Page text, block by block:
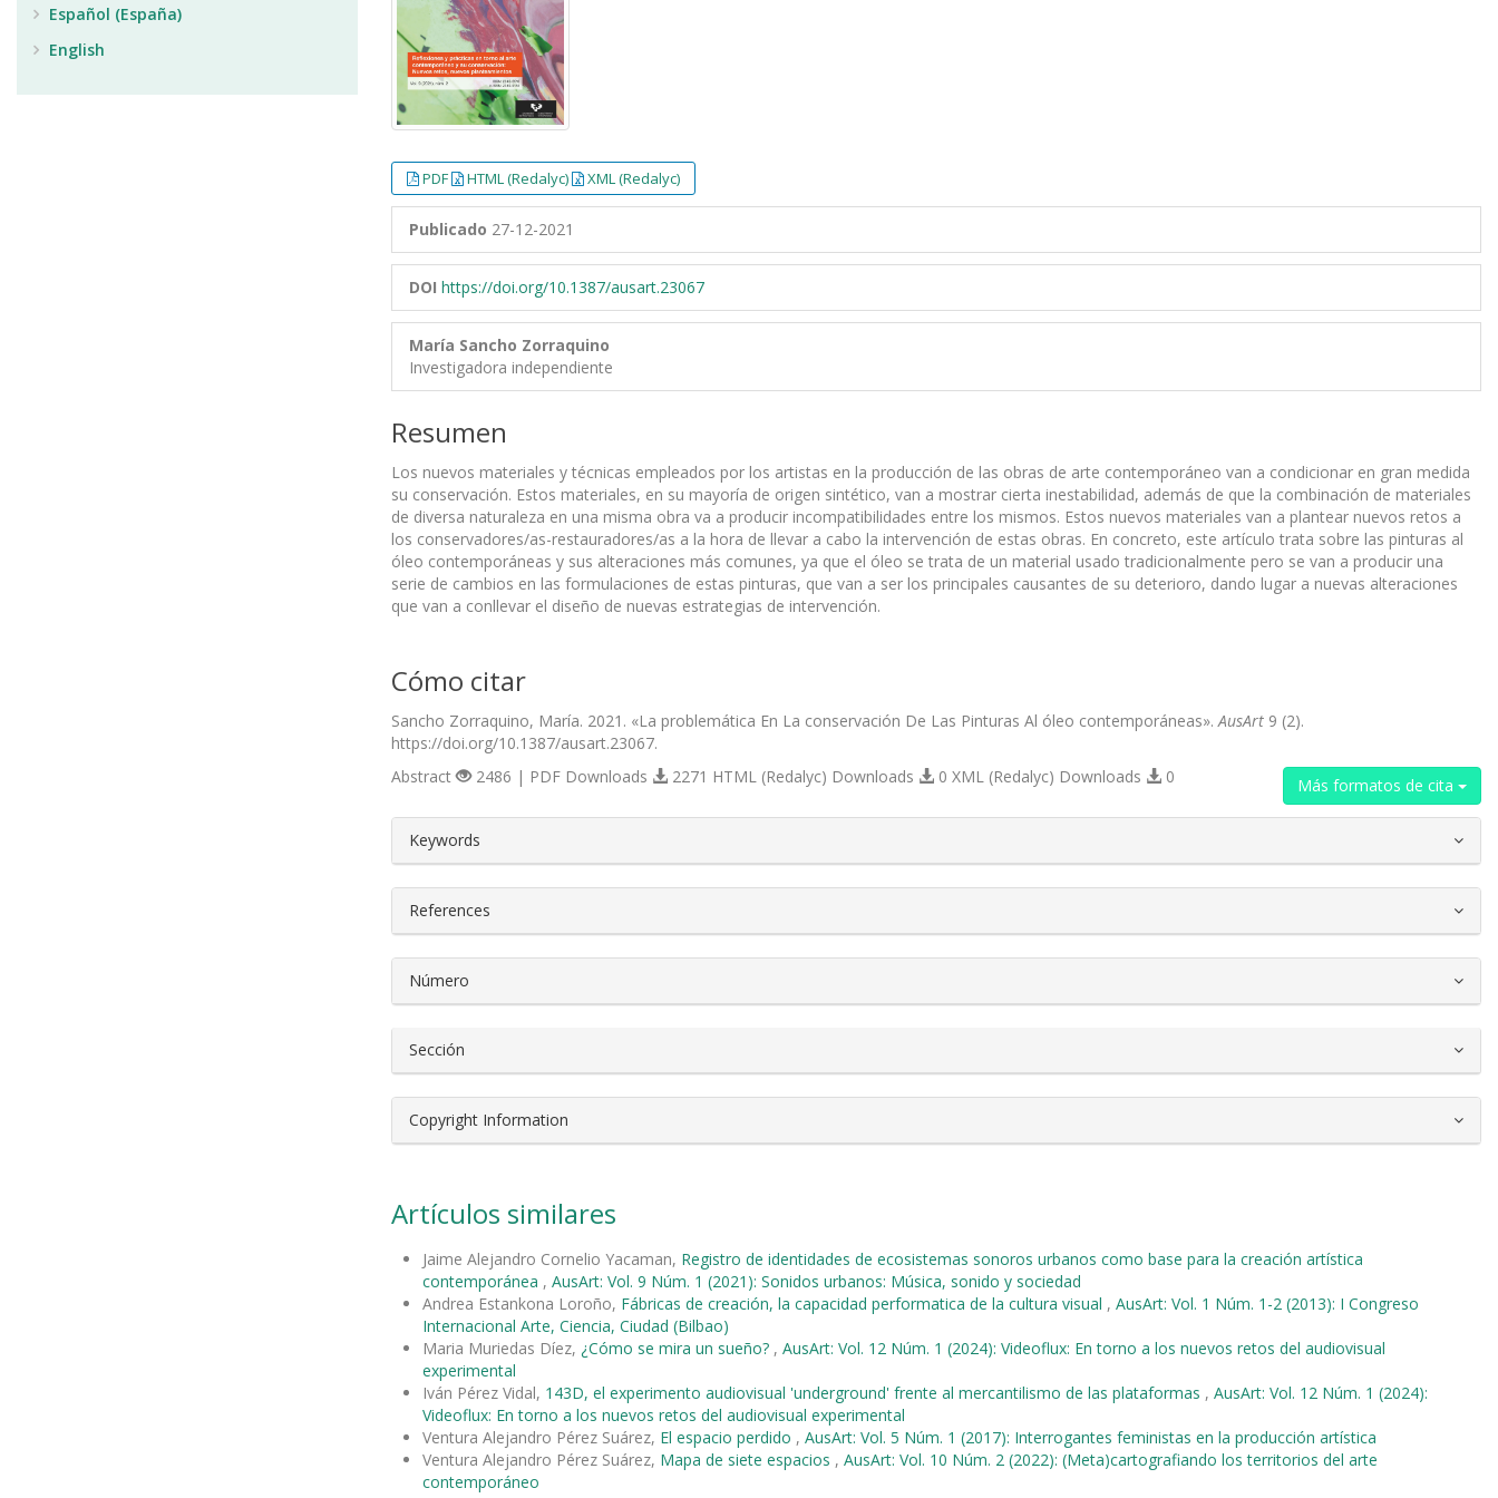
PDF HTML (Redalyc) XML (Redalyc)
Publicado 27-12-2021
DOI https://doi.org/10.1387/ausart.23067
María Sancho Zorraquino
Investigadora independiente
Resumen
Los nuevos materiales y técnicas empleados por los artistas en la producción de las obras de arte contemporáneo van a condicionar en gran medida
su conservación. Estos materiales, en su mayoría de origen sintético, van a mostrar cierta inestabilidad, además de que la combinación de materiales
de diversa naturaleza en una misma obra va a producir incompatibilidades entre los mismos. Estos nuevos materiales van a plantear nuevos retos a
los conservadores/as-restauradores/as a la hora de llevar a cabo la intervención de estas obras. En concreto, este artículo trata sobre las pinturas al
óleo contemporáneas y sus alteraciones más comunes, ya que el óleo se trata de un material usado tradicionalmente pero se van a producir una
serie de cambios en las formulaciones de estas pinturas, que van a ser los principales causantes de su deterioro, dando lugar a nuevas alteraciones
que van a conllevar el diseño de nuevas estrategias de intervención.
Cómo citar
Sancho Zorraquino, María. 2021. «La problemática En La conservación De Las Pinturas Al óleo contemporáneas». AusArt 9 (2).
https://doi.org/10.1387/ausart.23067.
Más formatos de cita
Abstract 2486 | PDF Downloads 2271 HTML (Redalyc) Downloads 0 XML (Redalyc) Downloads 0
##plugins.themes.bootstrap3.article.details##
Keywords
References
Número
Sección
Copyright Information
Artículos similares
Jaime Alejandro Cornelio Yacaman, Registro de identidades de ecosistemas sonoros urbanos como base para la creación artística
contemporánea , AusArt: Vol. 9 Núm. 1 (2021): Sonidos urbanos: Música, sonido y sociedad
Andrea Estankona Loroño, Fábricas de creación, la capacidad performatica de la cultura visual , AusArt: Vol. 1 Núm. 1-2 (2013): I Congreso
Internacional Arte, Ciencia, Ciudad (Bilbao)
Maria Muriedas Díez, ¿Cómo se mira un sueño? , AusArt: Vol. 12 Núm. 1 (2024): Videoflux: En torno a los nuevos retos del audiovisual
experimental
Iván Pérez Vidal, 143D, el experimento audiovisual 'underground' frente al mercantilismo de las plataformas , AusArt: Vol. 12 Núm. 1 (2024):
Videoflux: En torno a los nuevos retos del audiovisual experimental
Ventura Alejandro Pérez Suárez, El espacio perdido , AusArt: Vol. 5 Núm. 1 (2017): Interrogantes feministas en la producción artística
Ventura Alejandro Pérez Suárez, Mapa de siete espacios , AusArt: Vol. 10 Núm. 2 (2022): (Meta)cartografiando los territorios del arte
contemporáneo
Español (España)
English